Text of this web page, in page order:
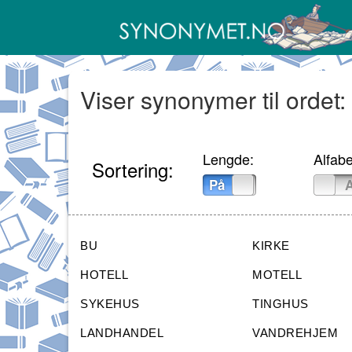
Viser synonymer til
Sortering: Lengde:
På
BU KIRKE
HOTELL MOTELL
SYKEHUS TINGHUS
LANDHANDEL VANDREHJEM